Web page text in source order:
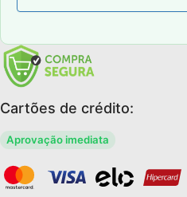
Cartões de crédito:
Aprovação imediata